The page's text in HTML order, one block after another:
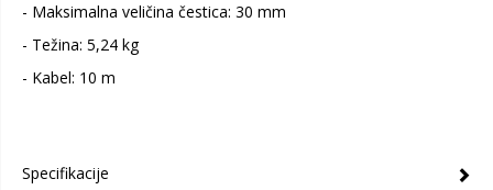
- Maksimalna veličina čestica: 30 mm
- Težina: 5,24 kg
- Kabel: 10 m
Specifikacije